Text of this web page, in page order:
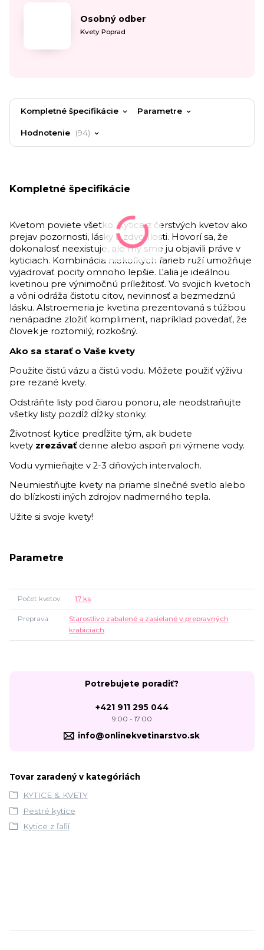
Osobný odber
Kvety Poprad
Kompletné špecifikácie Parametre
Hodnotenie 94
Kompletné špecifikácie
Kvetom poviete všetko. Kytica z čerstvých kvetov ako
prejav pozornosti, lásky a zdvorilosti. Hovorí sa, že
dokonalosť neexistuje, ale my sme ju objavili práve v
kyticiach. Kombinácia niekoľkých farieb ruží umožňuje
vyjadrovať pocity omnoho lepšie. Ľalia je ideálnou
kvetinou pre výnimočnú príležitosť. Vo svojich kvetoch
a vôni odráža čistotu citov, nevinnosť a bezmedznú
lásku. Alstroemeria je kvetina prezentovaná s túžbou
nenápadne zložiť kompliment, napríklad povedať, že
človek je roztomilý, rozkošný.
Ako sa starať o Vaše kvety
Použite čistú vázu a čistú vodu. Môžete použiť výživu
pre rezané kvety.
Odstráňte listy pod čiarou ponoru, ale neodstraňujte
všetky listy pozdĺž dĺžky stonky.
Životnosť kytice predĺžite tým, ak budete
kvety zrezávaťdenne alebo aspoň pri výmene vody.
Vodu vymieňajte v 2-3 dňových intervaloch.
Neumiestňujte kvety na priame slnečné svetlo alebo
do blízkosti iných zdrojov nadmerného tepla.
Užite si svoje kvety!
Parametre
Počet kvetov 17 ks
Preprava
Starostlivo zabalené a zasielané v prepravných
krabiciach
Potrebujete poradiť?
+421 911 295 044
9:00 - 17:00
info@onlinekvetinarstvo.sk
Tovar zaradený v kategóriách
KYTICE & KVETY
Pestré kytice
Kytice z ľaľií